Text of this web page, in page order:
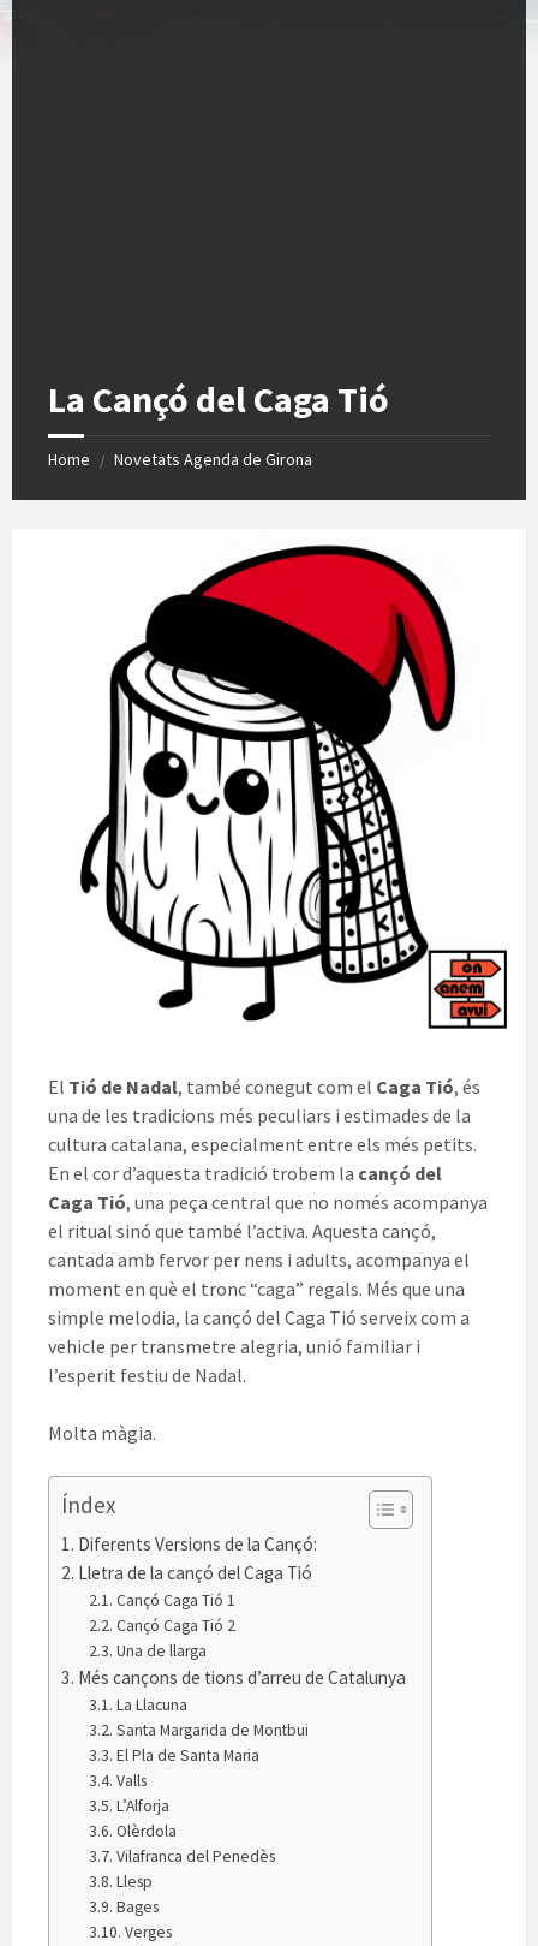
La Cançó del Caga Tió
Home / Novetats Agenda de Girona
El Tió de Nadal, també conegut com el Caga Tió, és
una de les tradicions més peculiars i estimades de la
cultura catalana, especialment entre els més petits.
En el cor d’aquesta tradició trobem la cançó del
Caga Tió, una peça central que no només acompanya
el ritual sinó que també l’activa. Aquesta cançó,
cantada amb fervor per nens i adults, acompanya el
moment en què el tronc “caga” regals. Més que una
simple melodia, la cançó del Caga Tió serveix com a
vehicle per transmetre alegria, unió familiar i
l’esperit festiu de Nadal.
Molta màgia.
Índex
Diferents Versions de la Cançó:
Lletra de la cançó del Caga Tió
Cançó Caga Tió 1
Cançó Caga Tió 2
Una de llarga
Més cançons de tions d’arreu de Catalunya
La Llacuna
Santa Margarida de Montbui
El Pla de Santa Maria
Valls
L’Alforja
Olèrdola
Vilafranca del Penedès
Llesp
Bages
Verges